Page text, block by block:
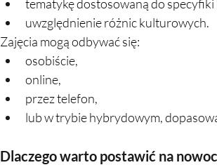
tematykę dostosowaną do specyfiki
uwzględnienie różnic kulturowych.
Zajęcia mogą odbywać się:
osobiście,
online,
przez telefon,
lub w trybie hybrydowym,
Dlaczego warto postawić na